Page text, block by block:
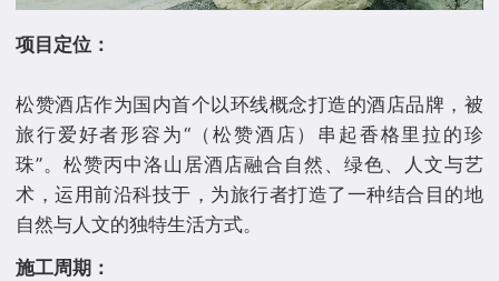
项目定位：
松赞酒店作为国内首个以环线概念打造的酒店品牌，被
旅行爱好者形容为“（松赞酒店）串起香格里拉的珍
珠”。松赞丙中洛山居酒店融合自然、绿色、人文与艺
术，运用前沿科技于，为旅行者打造了一种结合目的地
施工周期：